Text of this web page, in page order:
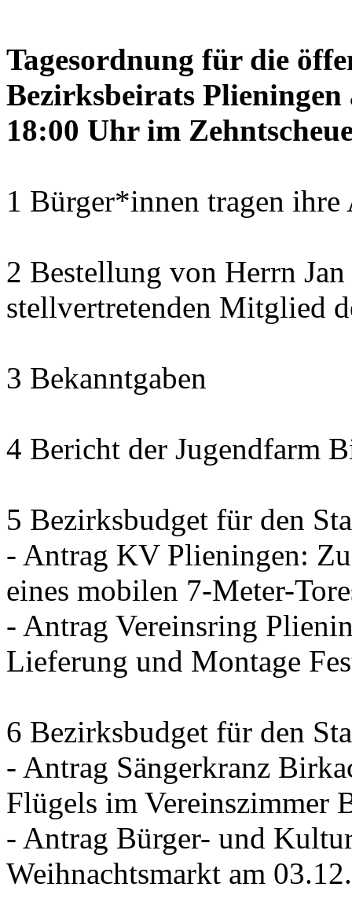
Tagesordnung für die
Bezirksbeirats
18:00 Uhr im
1 Bürger*innen tragen
2 Bestellung von Herrn
stellvertretenden Mitglied
3 Bekanntgaben
4 Bericht der Jugendfarm
5 Bezirksbudget für den
- Antrag KV Plieningen:
eines mobilen 7-Meter-
- Antrag Vereinsring
Lieferung und Montage
6 Bezirksbudget für den
- Antrag Sängerkranz
Flügels im Vereinszimmer
- Antrag Bürger- und
Weihnachtsmarkt am